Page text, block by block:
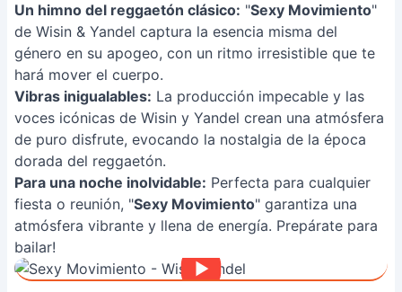
Un himno del reggaetón clásico: "Sexy Movimiento"
de Wisin & Yandel captura la esencia misma del
género en su apogeo, con un ritmo irresistible que te
hará mover el cuerpo.
Vibras inigualables: La producción impecable y las
voces icónicas de Wisin y Yandel crean una atmósfera
de puro disfrute, evocando la nostalgia de la época
dorada del reggaetón.
Para una noche inolvidable: Perfecta para cualquier
fiesta o reunión, "Sexy Movimiento" garantiza una
atmósfera vibrante y llena de energía. Prepárate para
bailar!